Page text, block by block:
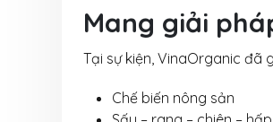
Mang giải
Tại sự kiện, VinaOrganic đã
Chế biến nông sản